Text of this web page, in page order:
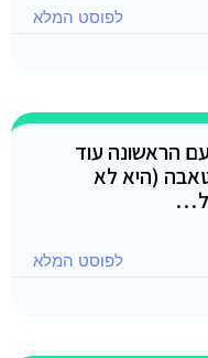
לפוסט המלא
הראשונה עוד
(היא לא
לפוסט המלא